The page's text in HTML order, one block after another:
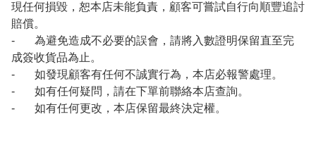
現任何損毀，恕本店未能負責，顧客可嘗試自行向順豐追討
賠償。
- 為避免造成不必要的誤會，請將入數證明保留直至完
成簽收貨品為止。
- 如發現顧客有任何不誠實行為，本店必報警處理。
- 如有任何疑問，請在下單前聯絡本店查詢。
- 如有任何更改，本店保留最終決定權。